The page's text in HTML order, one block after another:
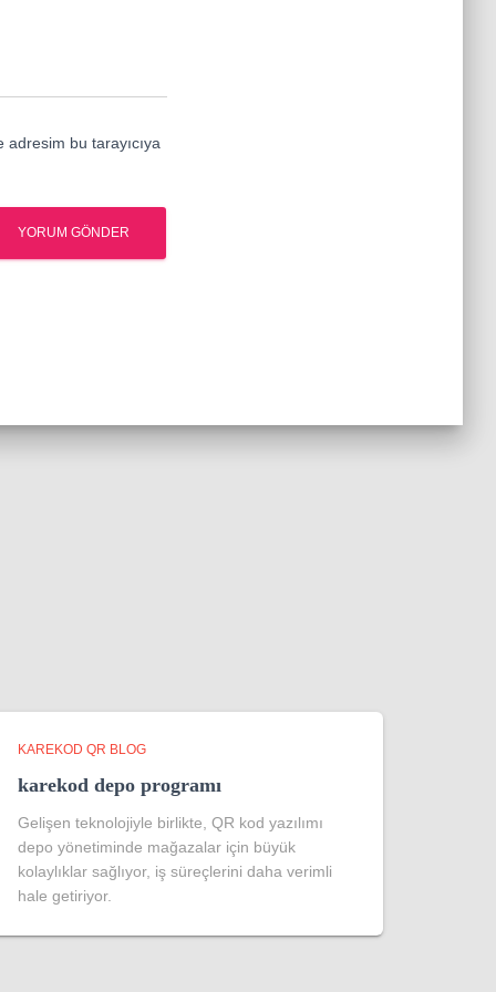
bu tarayıcıya
KAREKOD QR BLOG
karekod depo programı
Gelişen teknolojiyle birlikte, QR kod yazılımı
depo yönetiminde mağazalar için büyük
kolaylıklar sağlıyor, iş süreçlerini daha verimli
hale getiriyor.